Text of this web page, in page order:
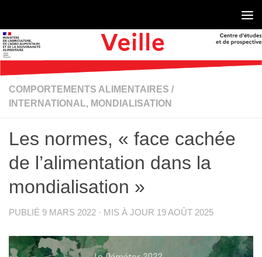
COMPORTEMENTS ALIMENTAIRES /
INTERNATIONAL, MONDIALISATION
Les normes, « face cachée
de l’alimentation dans la
mondialisation »
PUBLIÉ 9 MARS 2022 · MIS À JOUR 19 AOÛT 2025